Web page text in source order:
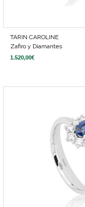
TARIN CAROLINE
Zafiro y Diamantes
1.520,00€